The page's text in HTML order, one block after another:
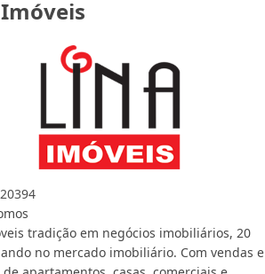
tradição em negócios imobiliários, 20
no mercado imobiliário. Com vendas e